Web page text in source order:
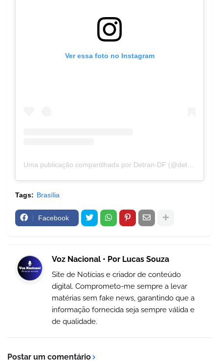
Ver essa foto no Instagram
Tags: Brasília
Facebook
Voz Nacional • Por Lucas Souza
Site de Notícias e criador de conteúdo
digital. Comprometo-me sempre a levar
matérias sem fake news, garantindo que a
informação fornecida seja sempre válida e
de qualidade.
Postar um comentário